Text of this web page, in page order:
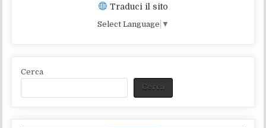
Traduci il sito
Select Language ▼
Cerca
Cerca